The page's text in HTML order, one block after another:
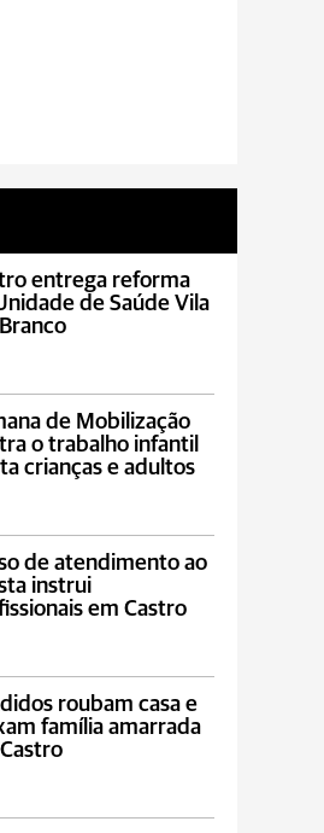
entrega reforma
de Saúde Vila
de Mobilização
o trabalho infantil
crianças e adultos
de atendimento ao
instrui
em Castro
roubam casa e
família amarrada